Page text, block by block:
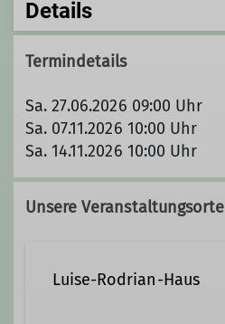
Details
Termindetails
Sa. 27.06.2026 09:00 Uhr
Sa. 07.11.2026 10:00 Uhr
Sa. 14.11.2026 10:00 Uhr
Unsere Veranstaltungsorte
Luise-Rodrian-Haus